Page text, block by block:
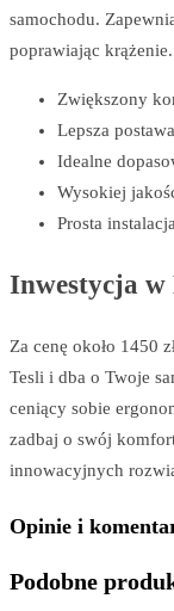
samochodu.
poprawiając
Zwiększony
Lepsza
Idealne
Wysokiej
Prosta
Inwestycja w
Za cenę około 1450
Tesli i dba o Twoje
ceniący sobie
zadbaj o swój
innowacyjnych
Opinie i
Podobne